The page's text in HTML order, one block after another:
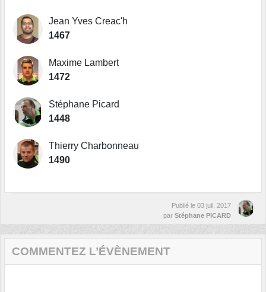
Jean Yves Creac'h
1467
Maxime Lambert
1472
Stéphane Picard
1448
Thierry Charbonneau
1490
Publié le 03 juil. 2017
par Stéphane PICARD
COMMENTEZ L’ÉVÈNEMENT